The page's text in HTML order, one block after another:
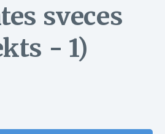
sveces
- 1)